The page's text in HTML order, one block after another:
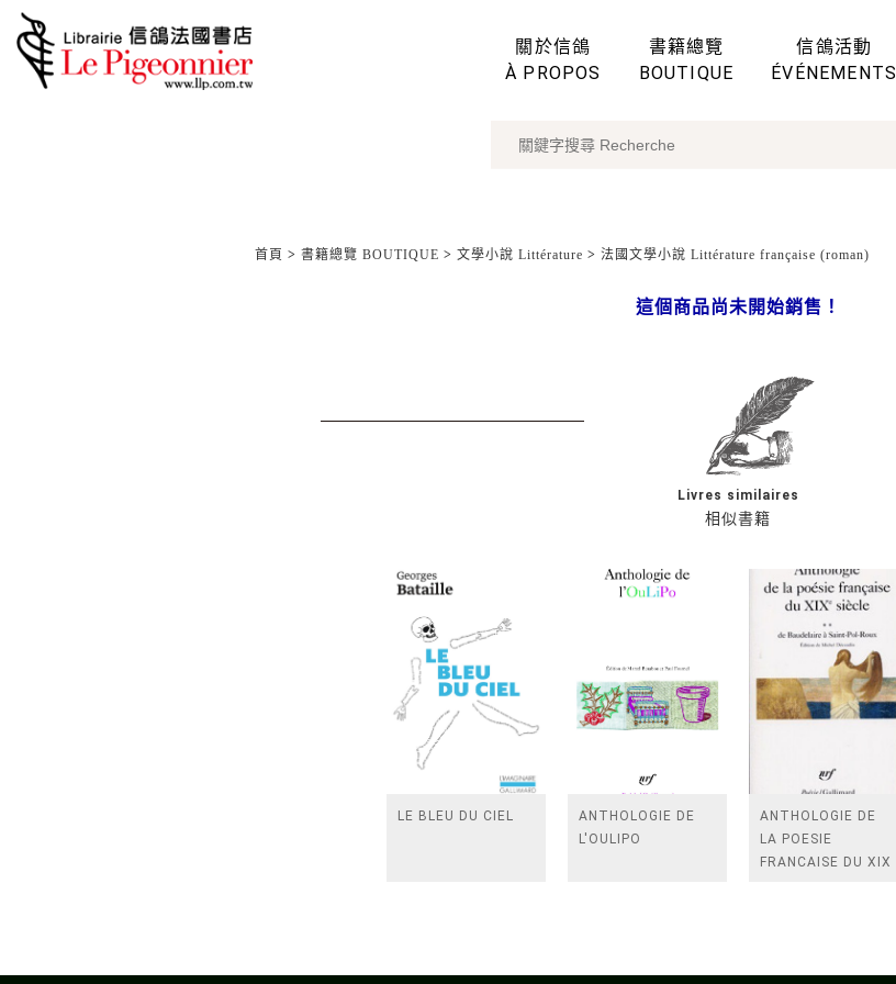
關於信鴿
À PROPOS
書籍總覽
BOUTIQUE
信鴿活動
ÉVÉNEMENTS
首頁 > 書籍總覽 BOUTIQUE > 文學小說 Littérature > 法國文學小說 Littérature française (roman)
這個商品尚未開始銷售！
相似書籍
Livres similaires
LE BLEU DU CIEL
ANTHOLOGIE DE
L'OULIPO
ANTHOLOGIE DE
LA POESIE
FRANCAISE DU XIX